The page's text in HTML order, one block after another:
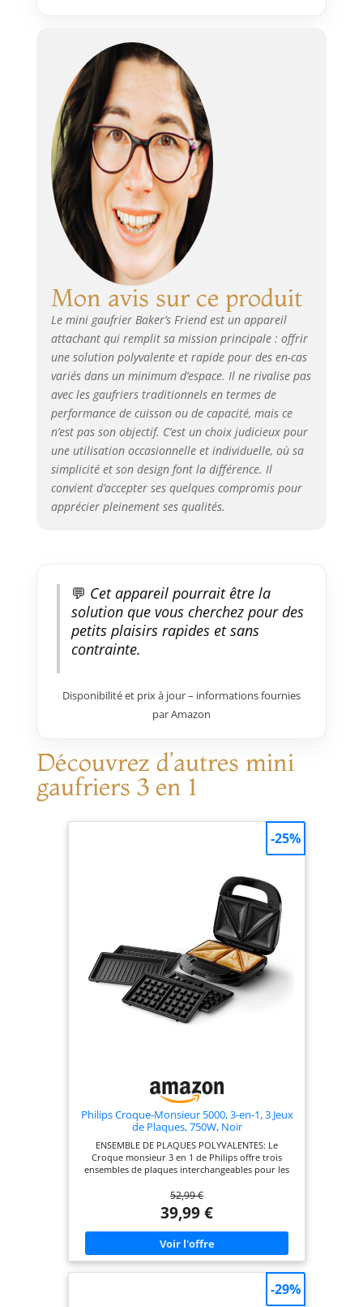
Mon avis sur ce produit
Le mini gaufrier Baker’s Friend est un appareil
attachant qui remplit sa mission principale : offrir
une solution polyvalente et rapide pour des en-cas
variés dans un minimum d’espace. Il ne rivalise pas
avec les gaufriers traditionnels en termes de
performance de cuisson ou de capacité, mais ce
n’est pas son objectif. C’est un choix judicieux pour
une utilisation occasionnelle et individuelle, où sa
simplicité et son design font la différence. Il
convient d’accepter ses quelques compromis pour
apprécier pleinement ses qualités.
💬 Cet appareil pourrait être la
solution que vous cherchez pour des
petits plaisirs rapides et sans
contrainte.
Disponibilité et prix à jour – informations fournies
par Amazon
Découvrez d’autres mini
gaufriers 3 en 1
Philips Croque-Monsieur 5000, 3-en-1, 3 Jeux
de Plaques, 750W, Noir
ENSEMBLE DE PLAQUES POLYVALENTES: Le
Croque monsieur 3 en 1 de Philips offre trois
ensembles de plaques interchangeables pour les
permettant de savourer une large variété de plats
LE CROUSTILLANT À LA PERFECTION : Avec une
puissance de 750W, cet appareil à croque-
monsieur assure un chauffage rapide, grillant tout
à la perfection, pour un résultat croustillant et
doré NETTOYAGE SANS DIFFICULTÉ : Les plaques
de gril antiadhésives sont amovibles, facilitant le
retirer les plaques pour les nettoyer facilement
UNE CHALEUR HOMOGÈNE POUR DES RÉSULTATS
52,99 €
39,99 €
-25%
-29%